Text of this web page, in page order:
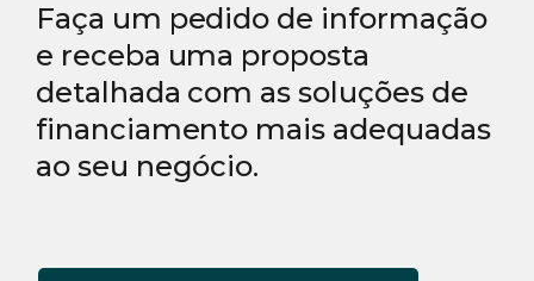
Faça um pedido de informação
e receba uma proposta
detalhada com as soluções de
financiamento mais adequadas
ao seu negócio.